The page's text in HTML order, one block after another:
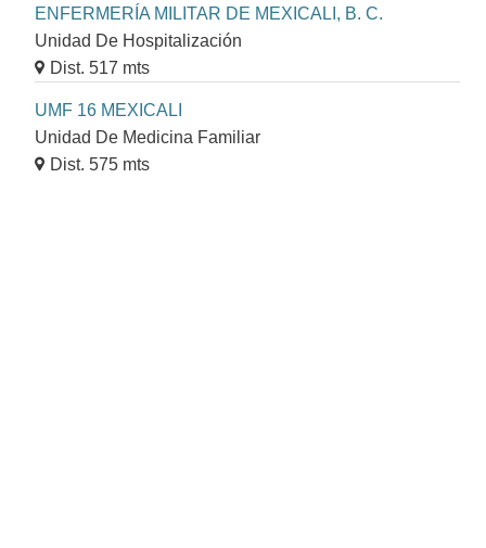
ENFERMERÍA MILITAR DE MEXICALI, B. C.
Unidad De Hospitalización
Dist. 517 mts
UMF 16 MEXICALI
Unidad De Medicina Familiar
Dist. 575 mts